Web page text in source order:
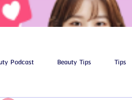
Podcast Beauty Tips Tips